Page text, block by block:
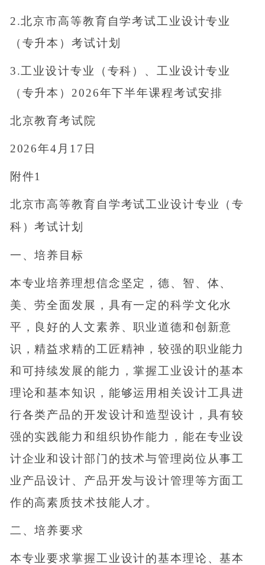
2.北京市高等教育自学考试工业设计专业
（专升本）考试计划
3.工业设计专业（专科）、工业设计专业
（专升本）2026年下半年课程考试安排
北京教育考试院
2026年4月17日
附件1
北京市高等教育自学考试工业设计专业（专
科）考试计划
一、培养目标
本专业培养理想信念坚定，德、智、体、
美、劳全面发展，具有一定的科学文化水
平，良好的人文素养、职业道德和创新意
识，精益求精的工匠精神，较强的职业能力
和可持续发展的能力，掌握工业设计的基本
理论和基本知识，能够运用相关设计工具进
行各类产品的开发设计和造型设计，具有较
强的实践能力和组织协作能力，能在专业设
计企业和设计部门的技术与管理岗位从事工
业产品设计、产品开发与设计管理等方面工
作的高素质技术技能人才。
二、培养要求
本专业要求掌握工业设计的基本理论、基本